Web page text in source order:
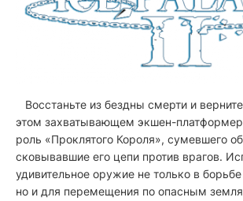
Восстаньте из бездны смерти и
этом захватывающем экшен-
роль «Проклятого Короля», сумевшего
сковывавшие его цепи против врагов.
удивительное оружие не только в
но и для перемещения по опасным